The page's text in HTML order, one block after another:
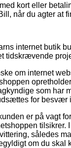
kort eller
når du agter at
internet butik
tidskrævende
om internet
som har
for besvær
er på vagt
således
om du skal